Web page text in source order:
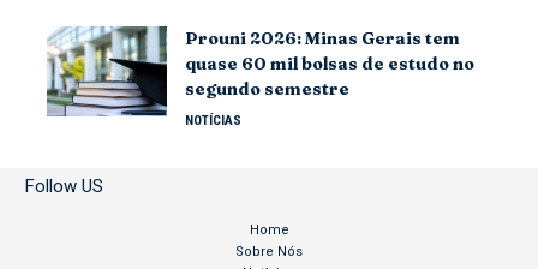
Prouni 2026: Minas Gerais tem
quase 60 mil bolsas de estudo no
segundo semestre
NOTÍCIAS
Follow US
Home
Sobre Nós